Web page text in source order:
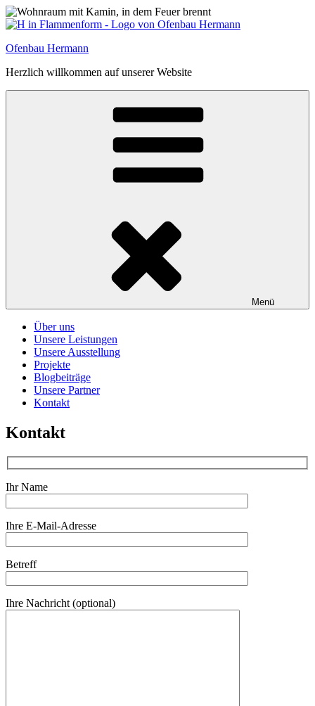
Zum
Inhalt
Ofenbau Hermann
Herzlich willkommen auf unserer Website
Menü
Über uns
Unsere Leistungen
Unsere Ausstellung
Projekte
Blogbeiträge
Unsere Partner
Kontakt
Kontakt
Ihr Name
Ihre E-Mail-Adresse
Bitte lassen Sie dieses Feld leer.
Betreff
Ihre Nachricht (optional)